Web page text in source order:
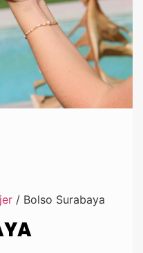
/ Bolso Surabaya